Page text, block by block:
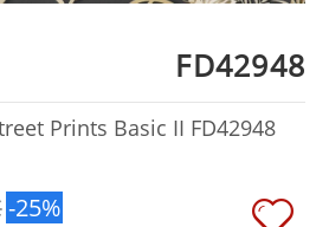
FD42948
Prints Basic II FD42948
-25%